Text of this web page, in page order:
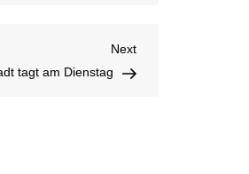
Next
Post
Next
tagt am Dienstag